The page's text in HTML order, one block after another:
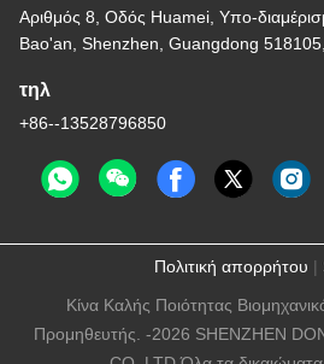
Αριθμός 8, Οδός Huamei, Υπο-
Bao'an, Shenzhen, Guangdong
τηλ
+86--13528796850
Πολιτική απορρήτου |
Κίνα Καλής Ποιότητας
Προμηθευτής. -2026 SHENZHEN